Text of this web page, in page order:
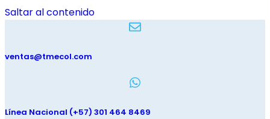
Saltar al contenido
ventas@tmecol.com
Línea Nacional (+57) 301 464 8469